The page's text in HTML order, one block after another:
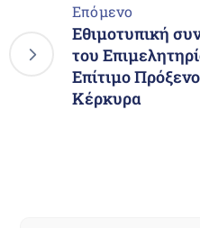
Επόμενο
Εθιμοτυπική
του
Επίτιμο
Κέρκυρα